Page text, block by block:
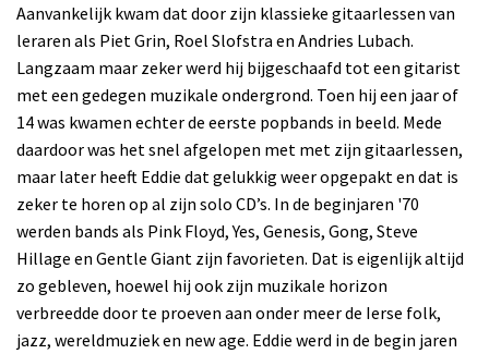
Aanvankelijk kwam dat door zijn klassieke gitaarlessen van
leraren als Piet Grin, Roel Slofstra en Andries Lubach.
Langzaam maar zeker werd hij bijgeschaafd tot een gitarist
met een gedegen muzikale ondergrond. Toen hij een jaar of
14 was kwamen echter de eerste popbands in beeld. Mede
daardoor was het snel afgelopen met met zijn gitaarlessen,
maar later heeft Eddie dat gelukkig weer opgepakt en dat is
zeker te horen op al zijn solo CD’s. In de beginjaren '70
werden bands als Pink Floyd, Yes, Genesis, Gong, Steve
Hillage en Gentle Giant zijn favorieten. Dat is eigenlijk altijd
zo gebleven, hoewel hij ook zijn muzikale horizon
verbreedde door te proeven aan onder meer de Ierse folk,
jazz, wereldmuziek en new age. Eddie werd in de begin jaren